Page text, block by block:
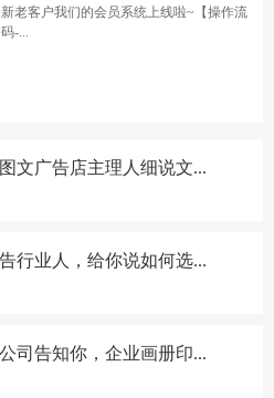
老客户我们的会员系统上线啦~【操作流
-...
文广告店主理人细说文...
行业人，给你说如何选...
司告知你，企业画册印...